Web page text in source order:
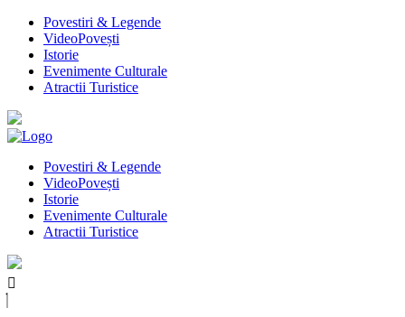
Povestiri & Legende
VideoPovești
Istorie
Evenimente Culturale
Atractii Turistice
Povestiri & Legende
VideoPovești
Istorie
Evenimente Culturale
Atractii Turistice